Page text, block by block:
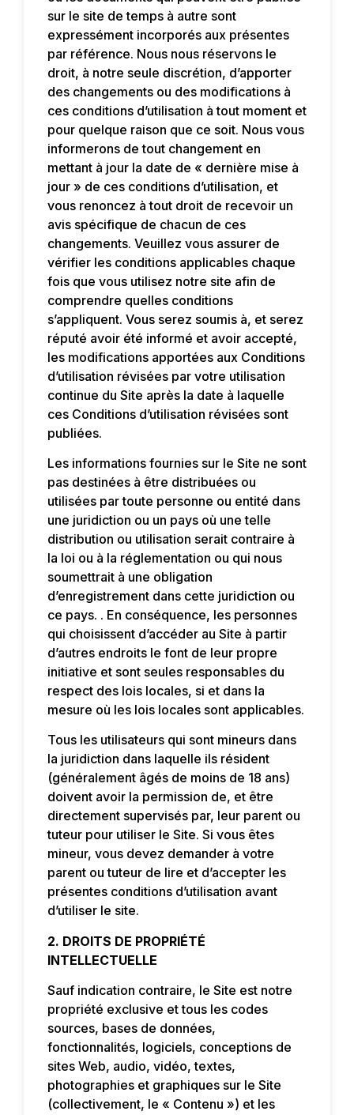
sur le site de temps à autre sont
expressément incorporés aux présentes
par référence. Nous nous réservons le
droit, à notre seule discrétion, d’apporter
des changements ou des modifications à
ces conditions d’utilisation à tout moment et
pour quelque raison que ce soit. Nous vous
informerons de tout changement en
mettant à jour la date de « dernière mise à
jour » de ces conditions d’utilisation, et
vous renoncez à tout droit de recevoir un
avis spécifique de chacun de ces
changements. Veuillez vous assurer de
vérifier les conditions applicables chaque
fois que vous utilisez notre site afin de
comprendre quelles conditions
s’appliquent. Vous serez soumis à, et serez
réputé avoir été informé et avoir accepté,
les modifications apportées aux Conditions
d’utilisation révisées par votre utilisation
continue du Site après la date à laquelle
ces Conditions d’utilisation révisées sont
publiées.
Les informations fournies sur le Site ne sont
pas destinées à être distribuées ou
utilisées par toute personne ou entité dans
une juridiction ou un pays où une telle
distribution ou utilisation serait contraire à
la loi ou à la réglementation ou qui nous
soumettrait à une obligation
d’enregistrement dans cette juridiction ou
ce pays. . En conséquence, les personnes
qui choisissent d’accéder au Site à partir
d’autres endroits le font de leur propre
initiative et sont seules responsables du
respect des lois locales, si et dans la
mesure où les lois locales sont applicables.
Tous les utilisateurs qui sont mineurs dans
la juridiction dans laquelle ils résident
(généralement âgés de moins de 18 ans)
doivent avoir la permission de, et être
directement supervisés par, leur parent ou
tuteur pour utiliser le Site. Si vous êtes
mineur, vous devez demander à votre
parent ou tuteur de lire et d’accepter les
présentes conditions d’utilisation avant
d’utiliser le site.
2. DROITS DE PROPRIÉTÉ
INTELLECTUELLE
Sauf indication contraire, le Site est notre
propriété exclusive et tous les codes
sources, bases de données,
fonctionnalités, logiciels, conceptions de
sites Web, audio, vidéo, textes,
photographies et graphiques sur le Site
(collectivement, le « Contenu ») et les